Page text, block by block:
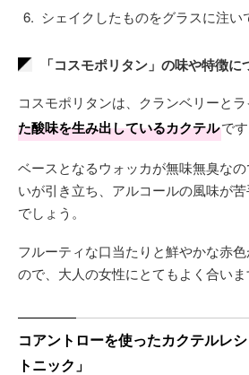
シェイクしたものをグラスに注い
「コスモポリタン」の味や特徴に
コスモポリタンは、クランベリーと
た酸味を生み出しているカクテルです
ベースとなるウォッカが無味無臭な
いが引き立ち、アルコールの風味が
でしょう。
フルーティな口当たりと鮮やかな赤
ので、大人の女性にとてもよく合いま
コアントローを使ったカクテルレ
トニック」